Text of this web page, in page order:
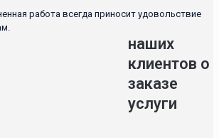
работа всегда приносит удовольствие
наших
клиентов о
заказе
услуги